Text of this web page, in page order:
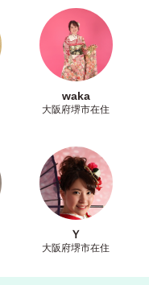
waka
大阪府堺市在住
Ｙ
大阪府堺市在住